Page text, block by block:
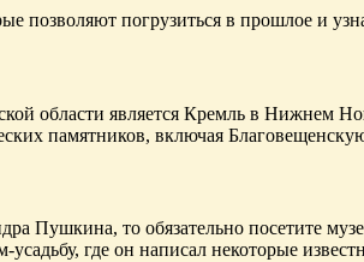
позволяют погрузиться в прошлое и
области является Кремль в Нижнем
памятников, включая
Пушкина, то обязательно посетите
где он написал некоторые